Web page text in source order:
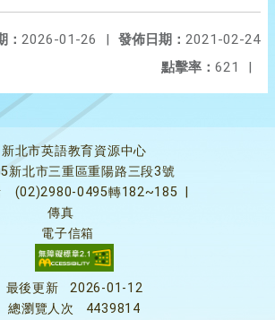
發佈日期： 2021-02-24
： 2026-01-26
|
點擊率： 621 |
新北市英語教育資源中心
新北市三重區重陽路三段3號
(02)2980-0495轉182~185
傳真
電子信箱
最後更新
2026-01-12
總瀏覽人次
4439814